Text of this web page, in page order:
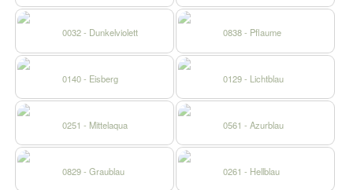
0032 - Dunkelviolett 0838 - Pflaume
0140 - Eisberg 0129 - Lichtblau
0251 - Mittelaqua 0561 - Azurblau
0829 - Graublau 0261 - Hellblau